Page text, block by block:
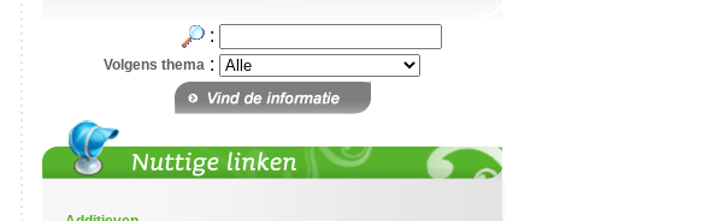
:
Volgens thema :